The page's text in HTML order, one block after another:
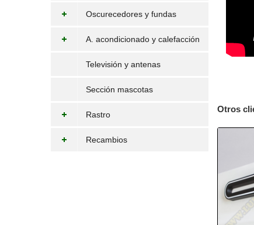
Oscurecedores y fundas
A. acondicionado y calefacción
Televisión y antenas
Sección mascotas
Rastro
Recambios
Otros